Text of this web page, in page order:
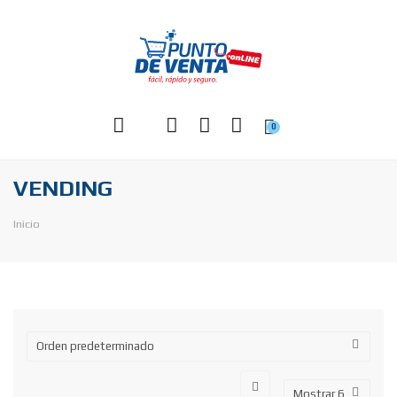
0
VENDING
Inicio